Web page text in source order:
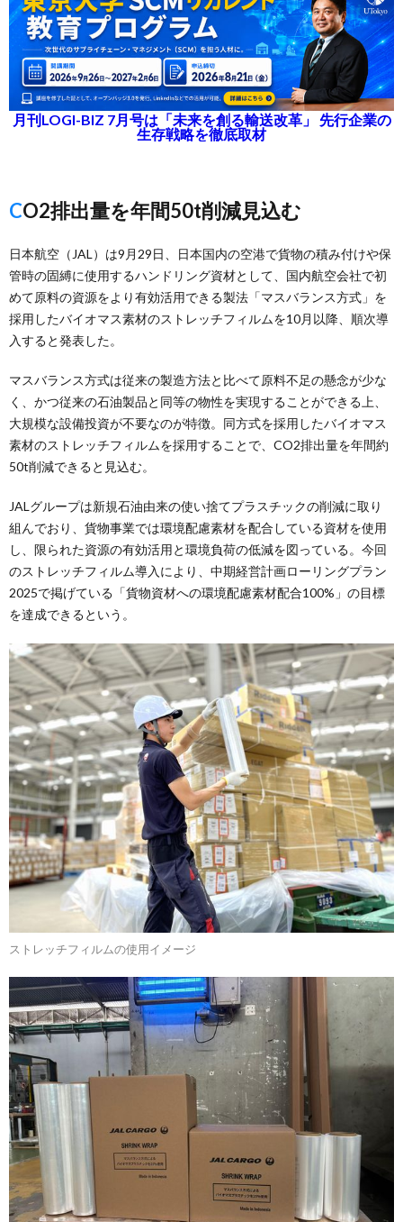
月刊LOGI-BIZ 7月号は「未来を創る輸送改革」 先行企業の
生存戦略を徹底取材
CO2排出量を年間50t削減見込む
日本航空（JAL）は9月29日、日本国内の空港で貨物の積み付けや保
管時の固縛に使用するハンドリング資材として、国内航空会社で初
めて原料の資源をより有効活用できる製法「マスバランス方式」を
採用したバイオマス素材のストレッチフィルムを10月以降、順次導
入すると発表した。
マスバランス方式は従来の製造方法と比べて原料不足の懸念が少な
く、かつ従来の石油製品と同等の物性を実現することができる上、
大規模な設備投資が不要なのが特徴。同方式を採用したバイオマス
素材のストレッチフィルムを採用することで、CO2排出量を年間約
50t削減できると見込む。
JALグループは新規石油由来の使い捨てプラスチックの削減に取り
組んでおり、貨物事業では環境配慮素材を配合している資材を使用
し、限られた資源の有効活用と環境負荷の低減を図っている。今回
のストレッチフィルム導入により、中期経営計画ローリングプラン
2025で掲げている「貨物資材への環境配慮素材配合100%」の目標
を達成できるという。
ストレッチフィルムの使用イメージ